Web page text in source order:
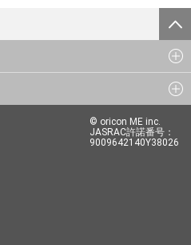
© oricon ME inc.
JASRAC許諾番号：
9009642140Y38026